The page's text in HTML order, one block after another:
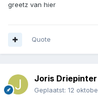
greetz van hier
Quote
Joris Driepinter
Geplaatst: 12